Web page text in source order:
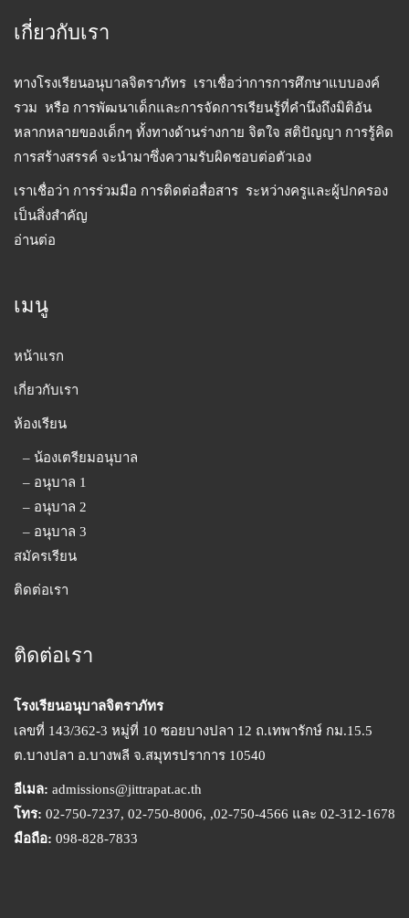
เกี่ยวกับเรา
ทางโรงเรียนอนุบาลจิตราภัทร เราเชื่อว่าการการศึกษาแบบองค์
รวม หรือ การพัฒนาเด็กและการจัดการเรียนรู้ที่คำนึงถึงมิติอัน
หลากหลายของเด็กๆ ทั้งทางด้านร่างกาย จิตใจ สติปัญญา การรู้คิด
การสร้างสรรค์ จะนำมาซึ่งความรับผิดชอบต่อตัวเอง
เราเชื่อว่า การร่วมมือ การติดต่อสื่อสาร ระหว่างครูและผู้ปกครอง
เป็นสิ่งสำคัญ
อ่านต่อ
เมนู
หน้าแรก
เกี่ยวกับเรา
ห้องเรียน
– น้องเตรียมอนุบาล
– อนุบาล 1
– อนุบาล 2
– อนุบาล 3
สมัครเรียน
ติดต่อเรา
ติดต่อเรา
โรงเรียนอนุบาลจิตราภัทร
เลขที่ 143/362-3 หมู่ที่ 10 ซอยบางปลา 12 ถ.เทพารักษ์ กม.15.5
ต.บางปลา อ.บางพลี จ.สมุทรปราการ 10540
อีเมล: admissions@jittrapat.ac.th
โทร: 02-750-7237, 02-750-8006, ,02-750-4566 และ 02-312-1678
มือถือ: 098-828-7833